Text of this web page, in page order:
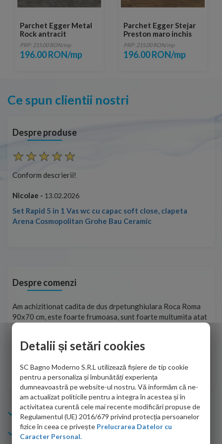
Parchet Egger Metal
Rock antracit
129,2x24,6 cm
PRP: 215.00 RON/mp
196.00 RON/mp
Parchet Egger Stejar
Preston maro inchis
129,2x24,6 cm
PRP: 215.00 RON/mp
196.00 RON/mp
Ce spun clientii nostri
Despre produse
Conform descrierii!
Nicolae - 13.02.2026
Set Rapid 5 in 1 Vas wc cu capac soft close, clapeta
Arena Cosmopolitan Grohe Bau Ceramic
Despre comenzi
Am achizitionat cadita de dus drpetunghiulara Roca Roma
90x70 cm, este foarte frumoasa, sunt foarte multumita atat
de personalul firmei dvs. cu care am colaborat in obtinerea
adus coletul in siguranta.Numai bine, va doresc!
Sofrone Viviana -28.07.2026
Info Bagno
Cumparaturi
Detalii și setări cookies
SC Bagno Moderno S.R.L utilizează fișiere de tip cookie
pentru a personaliza și îmbunătăți experiența
dumneavoastră pe website-ul nostru. Vă informăm că ne-
am actualizat politicile pentru a integra în acestea și în
activitatea curentă cele mai recente modificări propuse de
Regulamentul (UE) 2016/679 privind protecția persoanelor
fizice în ceea ce privește Prelucrarea Datelor cu
Caracter Personal.